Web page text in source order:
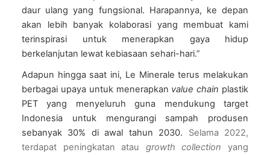
daur ulang yang fungsional. Harapannya, ke depan
akan lebih banyak kolaborasi yang membuat kami
terinspirasi untuk menerapkan gaya hidup
berkelanjutan lewat kebiasaan sehari-hari.”
Adapun hingga saat ini, Le Minerale terus melakukan
berbagai upaya untuk menerapkan value chain plastik
PET yang menyeluruh guna mendukung target
Indonesia untuk mengurangi sampah produsen
sebanyak 30% di awal tahun 2030. Selama 2022,
terdapat peningkatan atau growth collection yang